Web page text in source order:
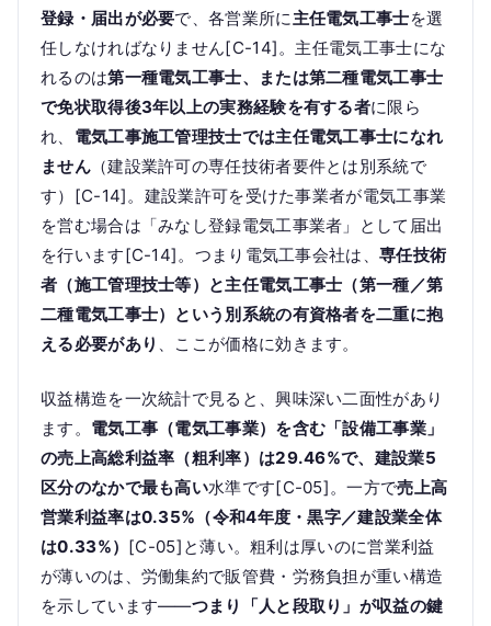
登録・届出が必要で、各営業所に主任電気工事士を選
任しなければなりません[C-14]。主任電気工事士にな
れるのは第一種電気工事士、または第二種電気工事士
で免状取得後3年以上の実務経験を有する者に限ら
れ、 電気工事施工管理技士では主任電気工事士になれ
ません（建設業許可の専任技術者要件とは別系統で
す）[C-14]。建設業許可を受けた事業者が電気工事業
を営む場合は「みなし登録電気工事業者」として届出
を行います[C-14]。つまり電気工事会社は、 専任技術
者（施工管理技士等）と主任電気工事士（第一種／第
二種電気工事士）という別系統の有資格者を二重に抱
える必要があり 、ここが価格に効きます。
収益構造を一次統計で見ると、興味深い二面性があり
ます。 電気工事（電気工事業）を含む「設備工事業」
の売上高総利益率（粗利率）は29.46%で、建設業5
区分のなかで最も高い水準です[C-05]。一方で売上高
営業利益率は0.35%（令和4年度・黒字／建設業全体
は0.33%） [C-05]と薄い。粗利は厚いのに営業利益
が薄いのは、労働集約で販管費・労務負担が重い構造
を示しています——つまり「人と段取り」が収益の鍵